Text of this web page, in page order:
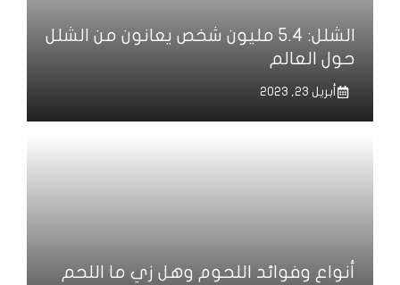
الشلل: 5.4 مليون شخص يعانون من الشلل
حول العالم
أبريل 23, 2023
أنواع وفوائد اللحوم وهل زي ما اللحم